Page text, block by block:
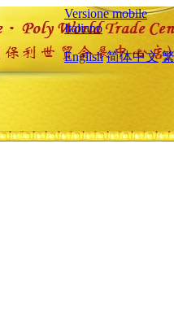
Versione mobile
Italiano
English 简体中文